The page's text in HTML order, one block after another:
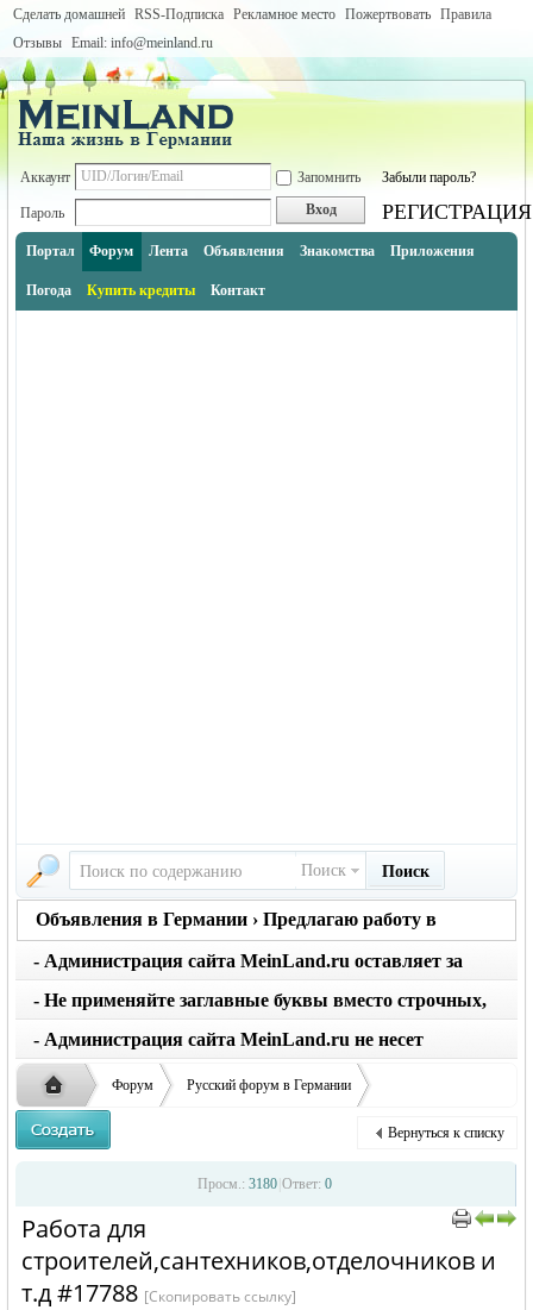
Сделать домашней RSS-Подписка Рекламное место Пожертвовать Правила
Отзывы Email: info@meinland.ru
Аккаунт Запомнить Забыли пароль?
Пароль Вход РЕГИСТРАЦИЯ
Портал Форум Лента Объявления Знакомства Приложения
Погода Купить кредиты Контакт
Поиск Поиск
Объявления в Германии › Предлагаю работу в
Германии
- Администрация сайта MeinLand.ru оставляет за
собой право редактировать объявление, не искажая
его смысл
- Не применяйте заглавные буквы вместо строчных,
последует удаление объявления
- Администрация сайта MeinLand.ru не несет
ответственности за содержание размещенных
объявлений
Форум Русский форум в Германии
Объявления в Германии Предлагаю работу в Германии
Работа для строителей,санте ...
Вернуться к списку
Просм.: 3180 Ответ: 0
Работа для
строителей,сантехников,отделочников и
т.д #17788 [Скопировать ссылку]